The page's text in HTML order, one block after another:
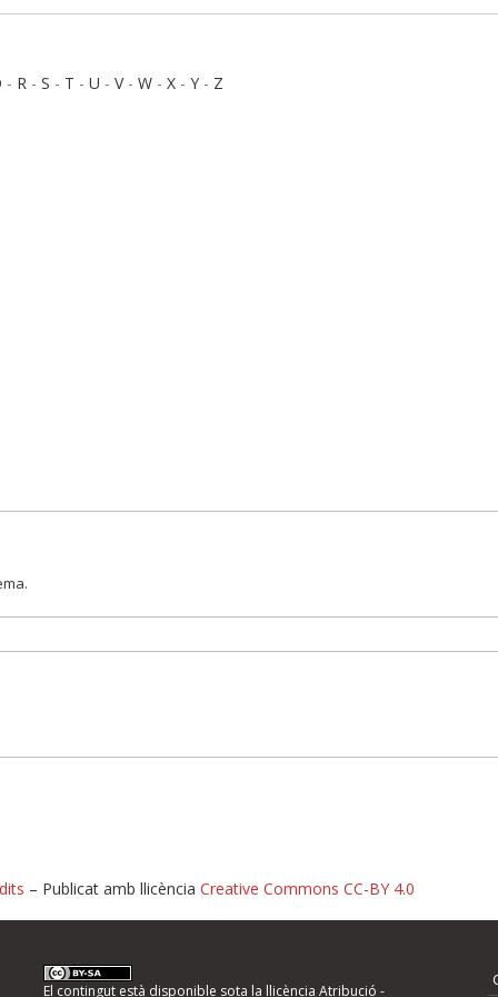
- R - S - T - U - V- W - X - Y - Z
d'errors
– Publicat amb llicència Creative Commons CC-BY 4.0
El contingut està disponible sota la llicència Atribució -